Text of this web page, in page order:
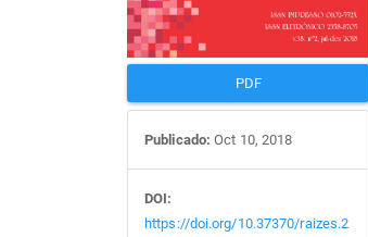
PDF
Publicado: Oct 10, 2018
DOI:
https://doi.org/10.37370/raizes.2